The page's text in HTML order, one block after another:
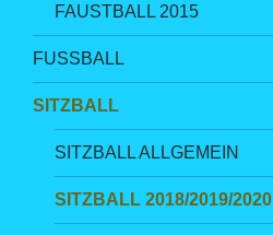
FAUSTBALL 2015
FUSSBALL
SITZBALL
SITZBALL ALLGEMEIN
SITZBALL 2018/2019/2020